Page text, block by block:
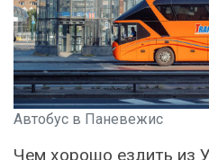
Автобус в Паневежис
Чем хорошо ездить из